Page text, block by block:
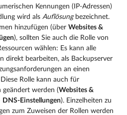
Kennungen (IP-Adressen)
wird als Auflösungbezeichnet.
hinzufügen (über Websites &
), sollten Sie auch die Rolle von
wählen: Es kann alle
direkt bearbeiten, als Backupserver
an einen
Rolle kann auch für
geändert werden (Websites &
DNS-Einstellungen). Einzelheiten zu
zum Zuweisen der Rollen werden